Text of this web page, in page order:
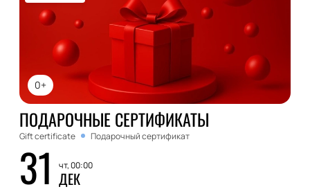
0+
ПОДАРОЧНЫЕ СЕРТИФИКАТЫ
Gift certificate Подарочный сертификат
31 чт, 00:00
ДЕК